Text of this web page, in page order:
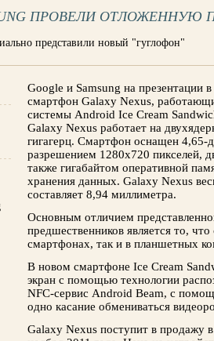
ПРОВЕЛИ
представили новый "гуглофон"
Google и Samsung на презентации
смартфон Galaxy Nexus,
системы Android Ice Cream
Galaxy Nexus работает на
гигагерц. Смартфон оснащен
разрешением 1280x720 пикселей,
также гигабайтом оперативной
хранения данных. Galaxy Nexus
составляет 8,94 миллиметра.
Основным отличием
предшественников является то,
смартфонах, так и в планшетных
В новом смартфоне Ice Cream
экран с помощью технологии
NFC-сервис Android Beam, с
одно касание обмениваться
Galaxy Nexus поступит в продажу